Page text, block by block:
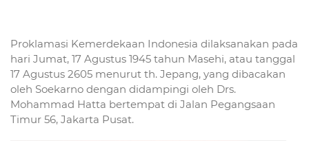
Proklamasi Kemerdekaan Indonesia dilaksanakan pada
hari Jumat, 17 Agustus 1945 tahun Masehi, atau tanggal
17 Agustus 2605 menurut th. Jepang, yang dibacakan
oleh Soekarno dengan didampingi oleh Drs.
Mohammad Hatta bertempat di Jalan Pegangsaan
Timur 56, Jakarta Pusat.